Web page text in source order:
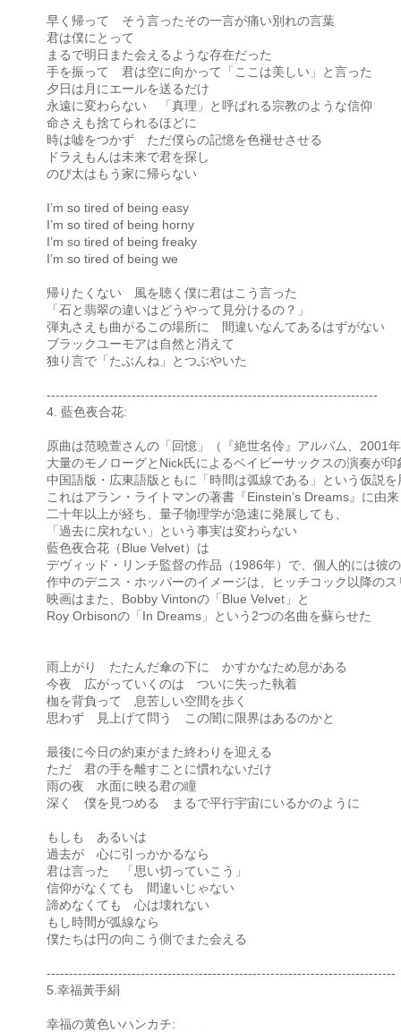
早く帰って そう言ったその一言が痛い別れの言葉
君は僕にとって
まるで明日また会えるような存在だった
手を振って 君は空に向かって「ここは美しい」と言った
夕日は月にエールを送るだけ
永遠に変わらない 「真理」と呼ばれる宗教のような信仰
命さえも捨てられるほどに
時は嘘をつかず ただ僕らの記憶を色褪せさせる
ドラえもんは未来で君を探し
のび太はもう家に帰らない
I’m so tired of being easy
I’m so tired of being horny
I’m so tired of being freaky
I’m so tired of being we
帰りたくない 風を聴く僕に君はこう言った
「石と翡翠の違いはどうやって見分けるの？」
弾丸さえも曲がるこの場所に 間違いなんてあるはずがない
ブラックユーモアは自然と消えて
独り言で「たぶんね」とつぶやいた
--------------------------------------------------------------------------
4. 藍色夜合花:
原曲は范曉萱さんの「回憶」（『絶世名伶』アルバム、2001
大量のモノローグとNick氏によるベイビーサックスの演奏が
中国語版・広東語版ともに「時間は弧線である」という仮説を
これはアラン・ライトマンの著書『Einstein’s Dreams』に由来
二十年以上が経ち、量子物理学が急速に発展しても、
「過去に戻れない」という事実は変わらない
藍色夜合花（Blue Velvet）は
デヴィッド・リンチ監督の作品（1986年）で、個人的には彼
作中のデニス・ホッパーのイメージは、ヒッチコック以降の
映画はまた、Bobby Vintonの「Blue Velvet」と
Roy Orbisonの「In Dreams」という2つの名曲を蘇らせた
雨上がり たたんだ傘の下に かすかなため息がある
今夜 広がっていくのは ついに失った執着
枷を背負って 息苦しい空間を歩く
思わず 見上げて問う この闇に限界はあるのかと
最後に今日の約束がまた終わりを迎える
ただ 君の手を離すことに慣れないだけ
雨の夜 水面に映る君の瞳
深く 僕を見つめる まるで平行宇宙にいるかのように
もしも あるいは
過去が 心に引っかかるなら
君は言った 「思い切っていこう」
信仰がなくても 間違いじゃない
諦めなくても 心は壊れない
もし時間が弧線なら
僕たちは円の向こう側でまた会える
------------------------------------------------------------------------------
5.幸福黃手絹
幸福の黄色いハンカチ: